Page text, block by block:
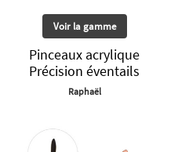
Voir la gamme
Pinceaux acrylique
Précision éventails
Raphaël